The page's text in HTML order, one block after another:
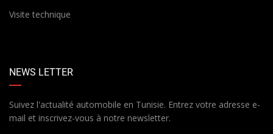
Visite technique
NEWS LETTER
Suivez l'actualité automobile en Tunisie. Entrez votre adresse e-
mail et inscrivez-vous à notre newsletter.